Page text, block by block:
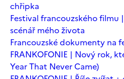
chřipka
Festival francouzského filmu
scénář mého života
Francouzské dokumenty na
FRANKOFONIE | Nový rok,
Year That Never Came)